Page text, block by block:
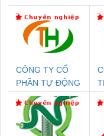
CÔNG TY CỔ
PHẦN TỰ ĐỘNG
TIẾN HƯNG